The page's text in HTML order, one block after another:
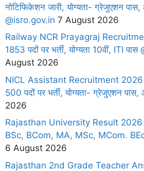
नोटिफिकेशन जारी, योग्यता- ग्रेजुएशन
@isro.gov.in 7 August 2026
Railway NCR Prayagraj
1853 पदों पर भर्ती, योग्यता 10वीं, ITI
August 2026
NICL Assistant Recruitment 2026
500 पदों पर भर्ती, योग्यता- ग्रेजुएशन
2026
Rajasthan University Result 2026
BSc, BCom, MA, MSc, MCom. BEd
6 August 2026
Rajasthan 2nd Grade Teacher